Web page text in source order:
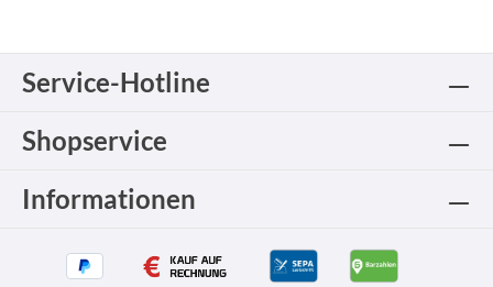
Service-Hotline
Shopservice
Informationen